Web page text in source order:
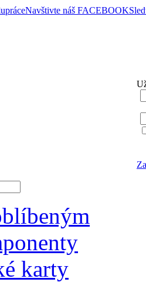
Navštivte náš FACEBOOK
karty